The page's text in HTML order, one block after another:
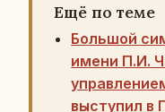
Ещё по теме
Большой
имени П.И.
выступил в